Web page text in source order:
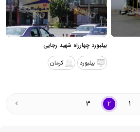
بیلبورد چهارراه شهید رجایی
بیلبورد
کرمان
1
2
3